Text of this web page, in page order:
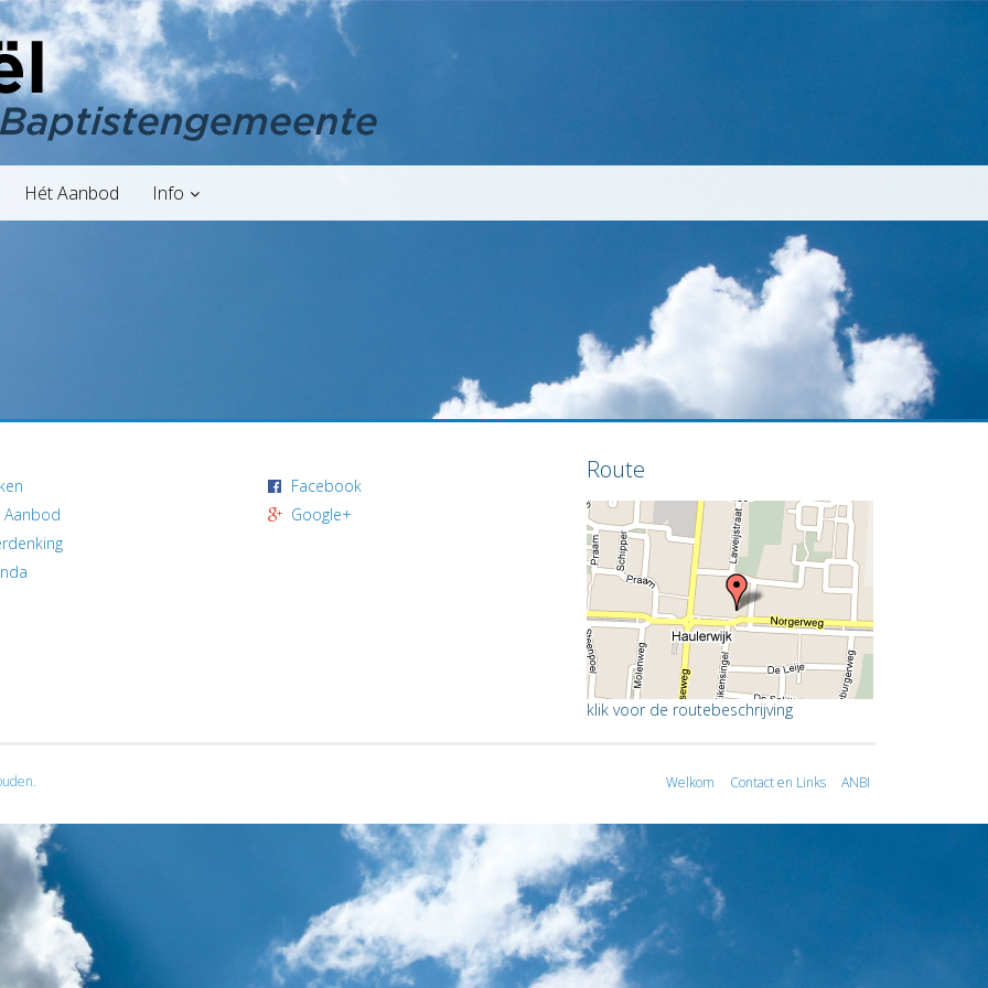
Hét Aanbod Info
Aanbod
Facebook
Google+
Route
klik voor de routebeschrijving
Welkom Contact en Links ANBI